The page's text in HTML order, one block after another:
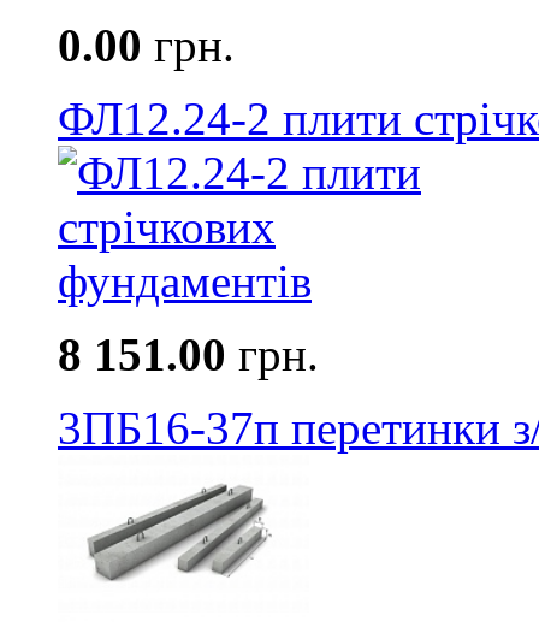
0.00 грн.
ФЛ12.24-2 плити
8 151.00 грн.
3ПБ16-37п перетинки